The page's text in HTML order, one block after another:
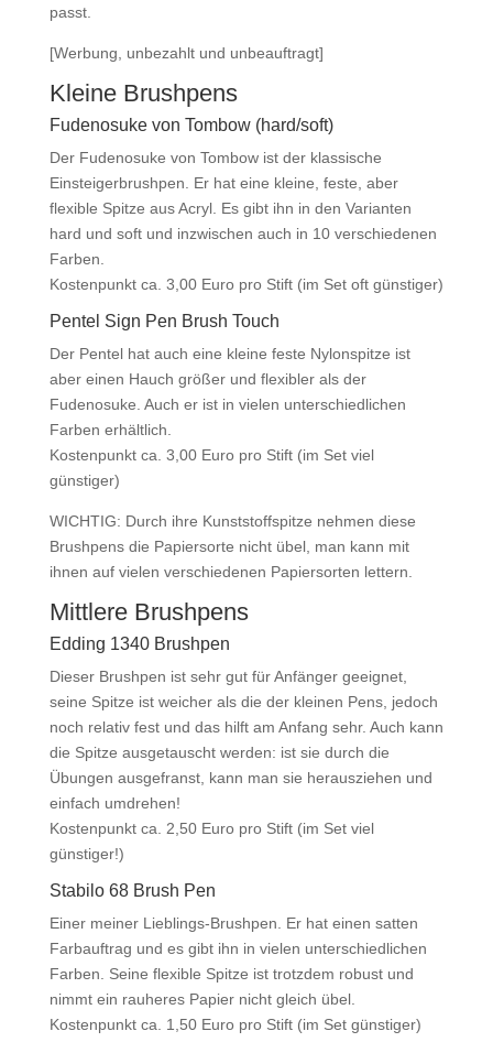
passt.
[Werbung, unbezahlt und unbeauftragt]
Kleine Brushpens
Fudenosuke von Tombow (hard/soft)
Der Fudenosuke von Tombow ist der klassische
Einsteigerbrushpen. Er hat eine kleine, feste, aber
flexible Spitze aus Acryl. Es gibt ihn in den Varianten
hard und soft und inzwischen auch in 10 verschiedenen
Farben.
Kostenpunkt ca. 3,00 Euro pro Stift (im Set oft günstiger)
Pentel Sign Pen Brush Touch
Der Pentel hat auch eine kleine feste Nylonspitze ist
aber einen Hauch größer und flexibler als der
Fudenosuke. Auch er ist in vielen unterschiedlichen
Farben erhältlich.
Kostenpunkt ca. 3,00 Euro pro Stift (im Set viel
günstiger)
WICHTIG: Durch ihre Kunststoffspitze nehmen diese
Brushpens die Papiersorte nicht übel, man kann mit
ihnen auf vielen verschiedenen Papiersorten lettern.
Mittlere Brushpens
Edding 1340 Brushpen
Dieser Brushpen ist sehr gut für Anfänger geeignet,
seine Spitze ist weicher als die der kleinen Pens, jedoch
noch relativ fest und das hilft am Anfang sehr. Auch kann
die Spitze ausgetauscht werden: ist sie durch die
Übungen ausgefranst, kann man sie herausziehen und
einfach umdrehen!
Kostenpunkt ca. 2,50 Euro pro Stift (im Set viel
günstiger!)
Stabilo 68 Brush Pen
Einer meiner Lieblings-Brushpen. Er hat einen satten
Farbauftrag und es gibt ihn in vielen unterschiedlichen
Farben. Seine flexible Spitze ist trotzdem robust und
nimmt ein rauheres Papier nicht gleich übel.
Kostenpunkt ca. 1,50 Euro pro Stift (im Set günstiger)